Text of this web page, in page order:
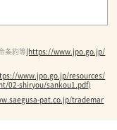
条約等(https://www.jpo.go.jp/
www.jpo.go.jp/resources/
02-shiryou/sankou1.pdf)
pat.co.jp/trademar